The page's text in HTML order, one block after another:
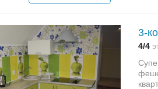
3-
4/4